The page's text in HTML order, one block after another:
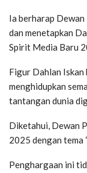
Ia berharap
dan menetapkan
Spirit Media Baru
Figur Dahlan Iskan
menghidupkan
tantangan dunia
Diketahui, Dewan
2025 dengan tema
Penghargaan ini